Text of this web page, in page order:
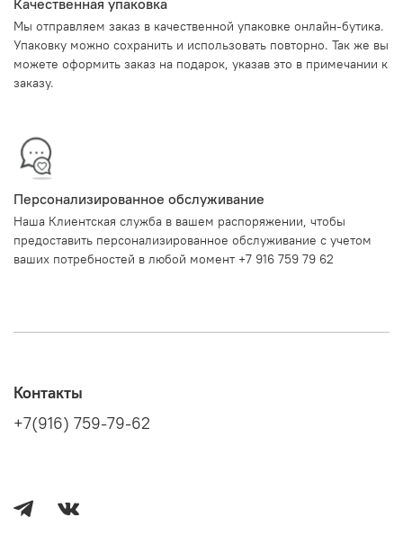
Мы отправляем заказ в качественной упаковке онлайн-бутика.
Упаковку можно сохранить и использовать повторно. Так же вы
можете оформить заказ на подарок, указав это в примечании к
заказу.
Персонализированное обслуживание
Наша Клиентская служба в вашем распоряжении, чтобы
предоставить персонализированное обслуживание с учетом
ваших потребностей в любой момент +7 916 759 79 62
Контакты
+7(916) 759-79-62